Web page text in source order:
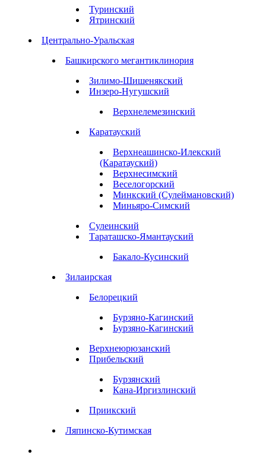
Туринский
Ятринский
Центрально-Уральская
Башкирского мегантиклинория
Зилимо-Шишенякский
Инзеро-Нугушский
Верхнелемезинский
Каратауский
Верхнеашинско-Илекский
(Каратауский)
Верхнесимский
Веселогорский
Минкский (Сулеймановский)
Миньяро-Симский
Сулеинский
Тараташско-Ямантауский
Бакало-Кусинский
Зилаирская
Белорецкий
Бурзяно-Кагинский
Ьурзяно-Кагинский
Верхнеюрюзанский
Прибельский
Бурзянский
Кана-Иргизлинский
Приикский
Ляпинско-Кутимская